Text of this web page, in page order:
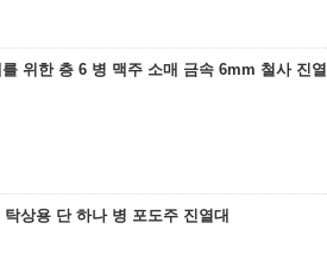
위한 층 6 병 맥주 소매 금속 6mm 철사 진
상용 단 하나 병 포도주 진열대